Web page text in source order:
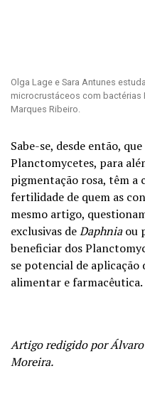
Olga Lage e Sara Antunes
microcrustáceos com bactérias
Marques Ribeiro.
Sabe-se, desde então,
Planctomycetes, para
pigmentação rosa, têm a
fertilidade de quem as
mesmo artigo,
exclusivas deDaphniaou
beneficiar dos
se potencial de
alimentar e farmacêutica.
Artigo redigido por
Moreira.